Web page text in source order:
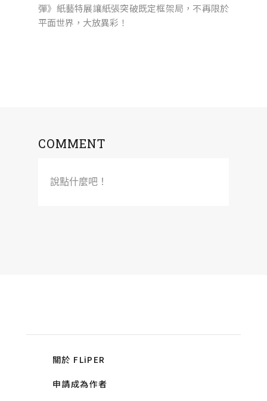
彈》紙藝特展讓紙張突破既定框架局，不再限於
平面世界，大放異彩！
COMMENT
說點什麼吧！
關於 FLiPER
申請成為作者